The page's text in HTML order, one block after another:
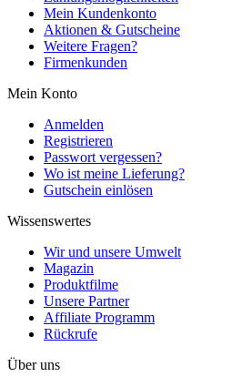
Mein Kundenkonto
Aktionen & Gutscheine
Weitere Fragen?
Firmenkunden
Mein Konto
Anmelden
Registrieren
Passwort vergessen?
Wo ist meine Lieferung?
Gutschein einlösen
Wissenswertes
Wir und unsere Umwelt
Magazin
Produktfilme
Unsere Partner
Affiliate Programm
Rückrufe
Über uns